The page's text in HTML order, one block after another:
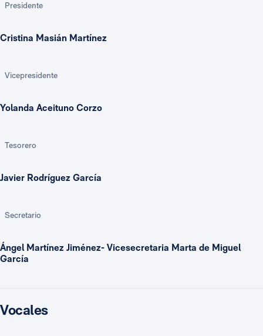
Presidente
Cristina Masián Martínez
Vicepresidente
Yolanda Aceituno Corzo
Tesorero
Javier Rodríguez García
Secretario
Ángel Martínez Jiménez- Vicesecretaria Marta de Miguel
García
Vocales